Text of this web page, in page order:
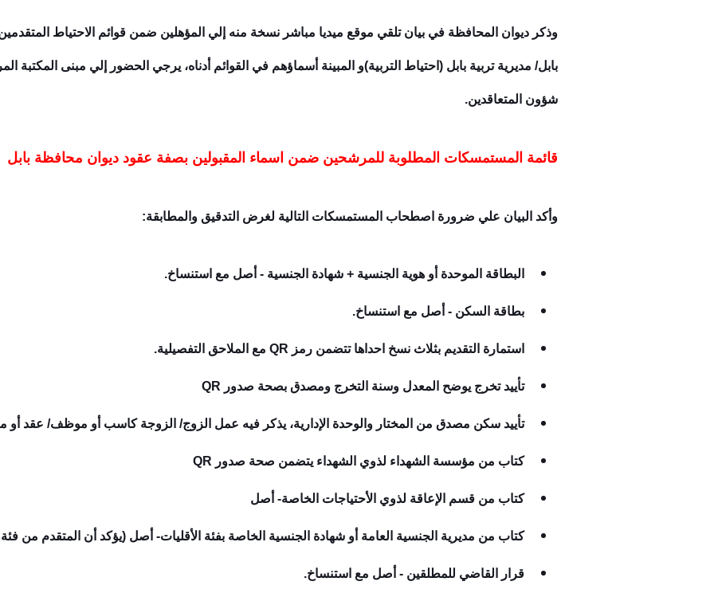
وذكر ديوان المحافظة في بيان تلقي موقع ميديا مباشر نسخة منه إلي المؤهلين ضمن قوائم الاحتياط
بابل/ مديرية تربية بابل (احتياط التربية)و المبينة أسماؤهم في القوائم أدناه، يرجي الحضور إلي مبنى المكتبة
شؤون المتعاقدين.
قائمة المستمسكات المطلوبة للمرشحين ضمن اسماء المقبولين بصفة عقود ديوان محافظة بابل
وأكد البيان علي ضرورة اصطحاب المستمسكات التالية لغرض التدقيق والمطابقة:
البطاقة الموحدة أو هوية الجنسية + شهادة الجنسية - أصل مع استنساخ.
بطاقة السكن - أصل مع استنساخ.
استمارة التقديم بثلاث نسخ احداها تتضمن رمز QR مع الملاحق التفصيلية.
تأييد تخرج يوضح المعدل وسنة التخرج ومصدق بصحة صدور QR
تأييد سكن مصدق من المختار والوحدة الإدارية، يذكر فيه عمل الزوج/ الزوجة كاسب أو موظف/ عقد أو
كتاب من مؤسسة الشهداء لذوي الشهداء يتضمن صحة صدور QR
كتاب من قسم الإعاقة لذوي الأحتياجات الخاصة- أصل
كتاب من مديرية الجنسية العامة أو شهادة الجنسية الخاصة بفئة الأقليات- أصل (يؤكد أن المتقدم من فئة
قرار القاضي للمطلقين - أصل مع استنساخ.